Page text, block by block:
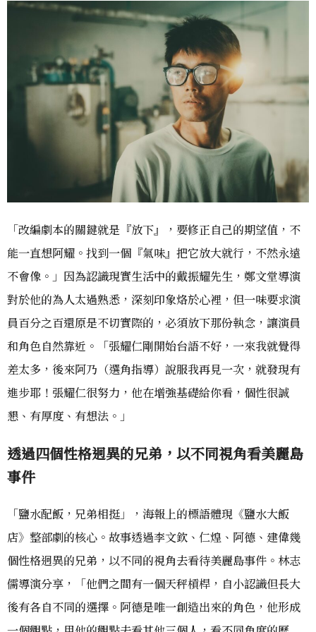
「改編劇本的關鍵就是『放下』，要修正自己的期望值，不
能一直想阿耀。找到一個『氣味』把它放大就行，不然永遠
不會像。」因為認識現實生活中的戴振耀先生，鄭文堂導演
對於他的為人太過熟悉，深刻印象烙於心裡，但一味要求演
員百分之百還原是不切實際的，必須放下那份執念，讓演員
和角色自然靠近。「張耀仁剛開始台語不好，一來我就覺得
差太多，後來阿乃（選角指導）說服我再見一次，就發現有
進步耶！張耀仁很努力，他在增強基礎給你看，個性很誠
懇、有厚度、有想法。」
透過四個性格迥異的兄弟，以不同視角看美麗島
事件
「鹽水配飯，兄弟相挺」，海報上的標語體現《鹽水大飯
店》整部劇的核心。故事透過李文欽、仁煌、阿德、建偉幾
個性格迥異的兄弟，以不同的視角去看待美麗島事件。林志
儒導演分享，「他們之間有一個天秤槓桿，自小認識但長大
後有各自不同的選擇。阿德是唯一創造出來的角色，他形成